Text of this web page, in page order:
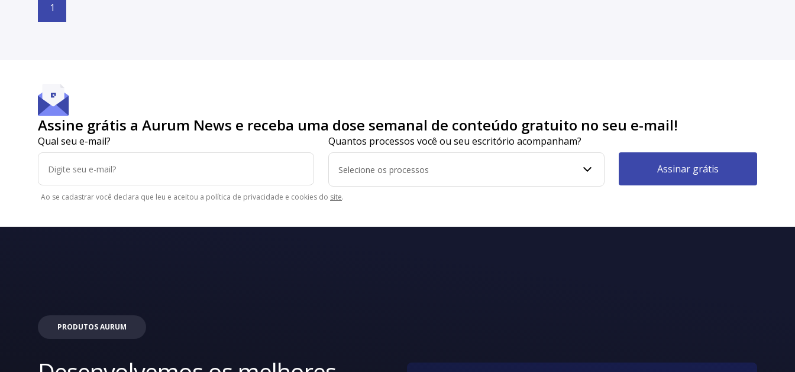
1
Assine grátis a Aurum News e receba uma dose semanal de conteúdo gratuito no seu e-mail!
Qual seu e-mail? Quantos processos você ou seu escritório acompanham?
Selecione os processos Assinar grátis
Ao se cadastrar você declara que leu e aceitou a política de privacidade e cookies do site.
PRODUTOS AURUM